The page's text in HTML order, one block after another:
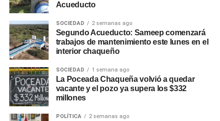
Acueducto
SOCIEDAD 2 semanas ago
Segundo Acueducto: Sameep comenzará
trabajos de mantenimiento este lunes en el
interior chaqueño
SOCIEDAD 1 semana ago
La Poceada Chaqueña volvió a quedar
vacante y el pozo ya supera los $332
millones
POLÍTICA 2 semanas ago